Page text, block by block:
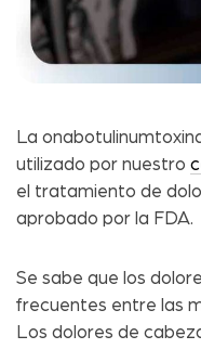
La
utilizado por nuestro
el tratamiento de
aprobado por la FDA.
Se sabe que los
frecuentes entre las
Los dolores de